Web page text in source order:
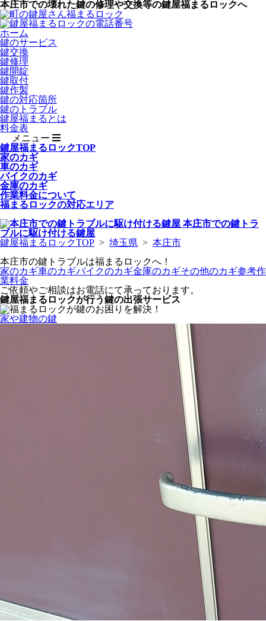
本庄市での壊れた鍵の修理や交換等の鍵屋福まるロックへ
ホーム
鍵のサービス
鍵交換
鍵修理
鍵開錠
鍵取付
鍵作製
鍵の対応箇所
鍵のトラブル
鍵屋福まるとは
料金表
メニュー
鍵屋福まるロックTOP
家のカギ
車のカギ
バイクのカギ
金庫のカギ
作業料金について
福まるロックの対応エリア
本庄市での鍵トラ
ブルに駆け付ける鍵屋
鍵屋福まるロックTOP > 埼玉県 > 本庄市
本庄市の鍵トラブルは福まるロックへ！
家のカギ車のカギバイクのカギ金庫のカギその他のカギ参考作
業料金
ご依頼やご相談はお電話にて承っております。
鍵屋福まるロックが行う鍵の出張サービス
家や建物の鍵